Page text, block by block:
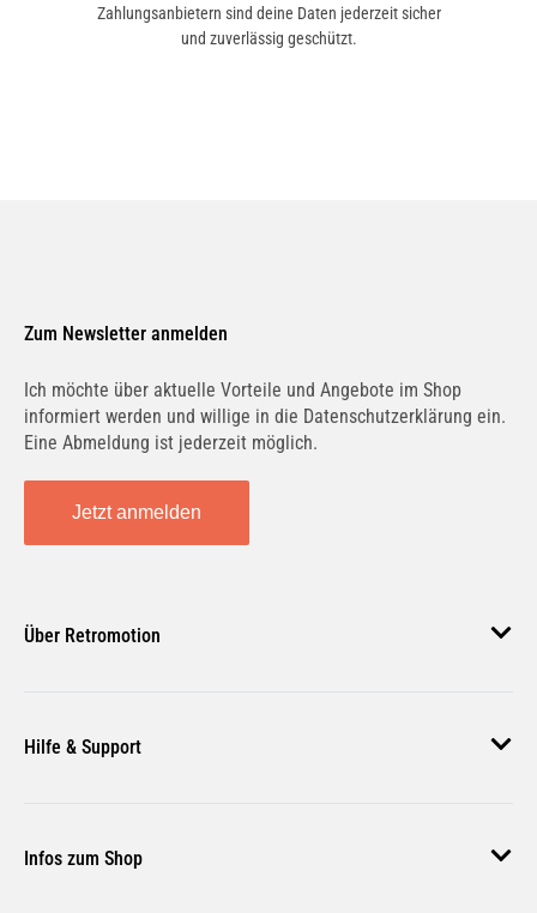
Zahlungsanbietern sind deine Daten jederzeit sicher
und zuverlässig geschützt.
Zum Newsletter anmelden
Ich möchte über aktuelle Vorteile und Angebote im Shop
informiert werden und willige in die Datenschutzerklärung ein.
Eine Abmeldung ist jederzeit möglich.
Jetzt anmelden
Über Retromotion
Unsere Jobs
Magazin
Hilfe & Support
Zahlungsmethoden
Infos zum Shop